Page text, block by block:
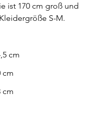
ist 170 cm groß und
S-M.
cm
cm
cm